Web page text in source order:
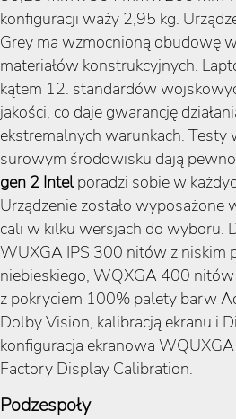
konfiguracji waży 2,95 kg.
Grey ma wzmocnioną obudowę
materiałów konstrukcyjnych.
kątem 12. standardów
jakości, co daje gwarancję
ekstremalnych warunkach.
surowym środowisku dają
gen 2 Intelporadzi sobie w
Urządzenie zostało wyposażone
cali w kilku wersjach do wyboru.
WUXGA IPS 300 nitów z niskim
niebieskiego, WQXGA 400
z pokryciem 100% palety barw
Dolby Vision, kalibracją ekranu i
konfiguracja ekranowa
Factory Display Calibration.
Podzespoły